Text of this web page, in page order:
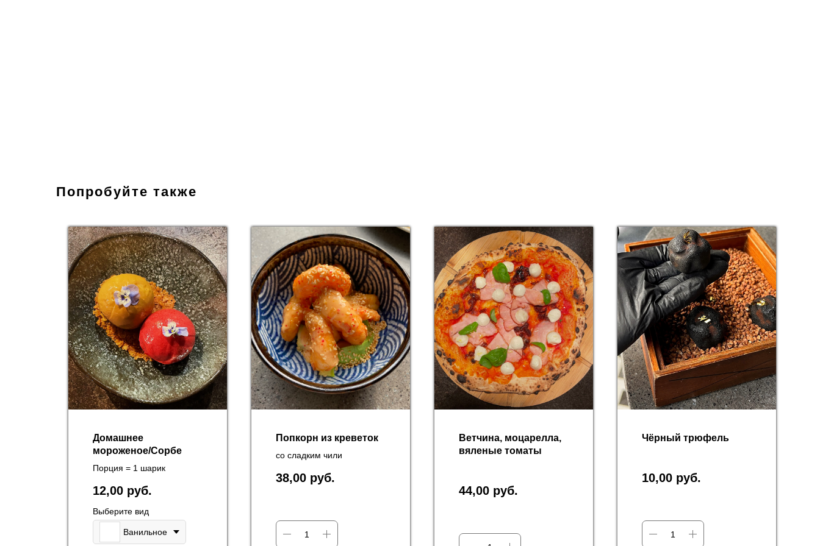
Попробуйте также
Домашнее
мороженое/Сорбе
Порция = 1 шарик
12,00 руб.
Выберите вид
Ванильное
Попкорн из креветок
со сладким чили
38,00 руб.
Ветчина, моцарелла,
вяленые томаты
44,00 руб.
Чёрный трюфель
10,00 руб.